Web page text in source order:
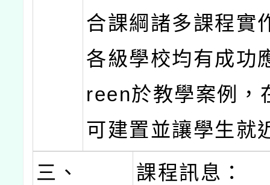
合課綱諸多課程實
各級學校均有成功
reen於教學案例，
可建置並讓學生就
三、
課程訊息：